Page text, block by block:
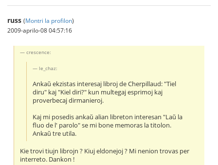
russ (Montri la profilon)
2009-aprilo-08 04:57:16
crescence:
le_chaz:
Ankaŭ ekzistas interesaj libroj de Cherpillaud: "Tiel
diru" kaj "Kiel diri?" kun multegaj esprimoj kaj
proverbecaj dirmanieroj.
Kaj mi posedis ankaŭ alian libreton interesan "Laŭ la
fluo de l' parolo" se mi bone memoras la titolon.
Ankaŭ tre utila.
Kie trovi tiujn librojn ? Kiuj eldonejoj ? Mi nenion trovas per
interreto. Dankon !